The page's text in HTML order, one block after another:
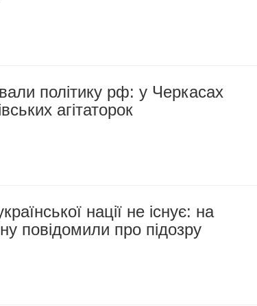
політику рф: у Черкасах
агітаторок
нації не існує: на
повідомили про підозру